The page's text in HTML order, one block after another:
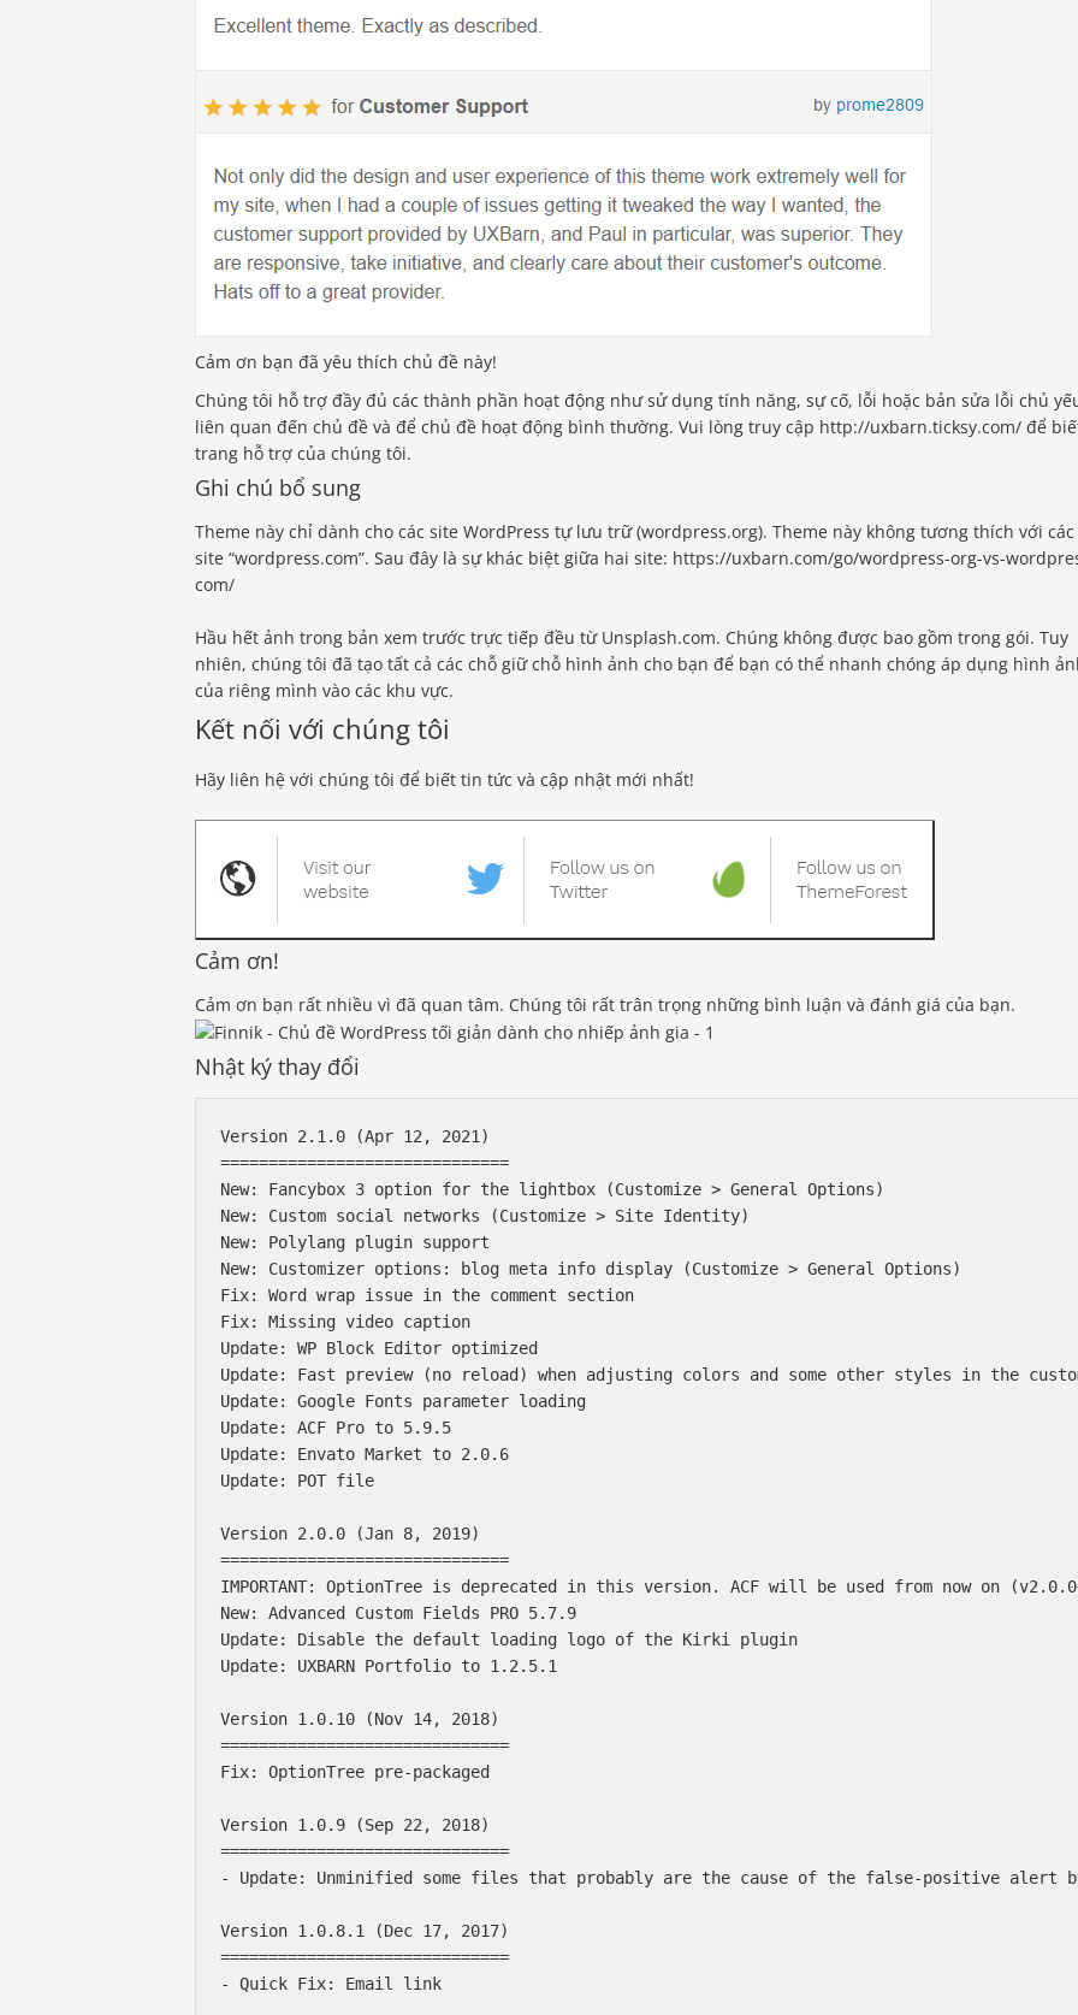
Cảm ơn bạn đã yêu thích chủ đề này!
Chúng tôi hỗ trợ đầy đủ các thành phần hoạt động như sử dụng tính năng, sự cố, lỗi hoặc bản sửa lỗi chủ
liên quan đến chủ đề và để chủ đề hoạt động bình thường. Vui lòng truy cập http://uxbarn.ticksy.com/ để
trang hỗ trợ của chúng tôi.
Ghi chú bổ sung
Theme này chỉ dành cho các site WordPress tự lưu trữ (wordpress.org). Theme này không tương thích với các
site “wordpress.com”. Sau đây là sự khác biệt giữa hai site: https://uxbarn.com/go/wordpress-org-vs-
com/
Hầu hết ảnh trong bản xem trước trực tiếp đều từ Unsplash.com. Chúng không được bao gồm trong gói. Tuy
nhiên, chúng tôi đã tạo tất cả các chỗ giữ chỗ hình ảnh cho bạn để bạn có thể nhanh chóng áp dụng hình
của riêng mình vào các khu vực.
Kết nối với chúng tôi
Hãy liên hệ với chúng tôi để biết tin tức và cập nhật mới nhất!
Cảm ơn!
Cảm ơn bạn rất nhiều vì đã quan tâm. Chúng tôi rất trân trọng những bình luận và đánh giá của bạn.
Nhật ký thay đổi
Version 2.1.0 (Apr 12, 2021)
==============================
New: Fancybox 3 option for the lightbox (Customize > General Options)
New: Custom social networks (Customize > Site Identity)
New: Polylang plugin support
New: Customizer options: blog meta info display (Customize > General Options)
Fix: Word wrap issue in the comment section
Fix: Missing video caption
Update: WP Block Editor optimized
Update: Fast preview (no reload) when adjusting colors and some other styles in the
Update: Google Fonts parameter loading
Update: ACF Pro to 5.9.5
Update: Envato Market to 2.0.6
Update: POT file
Version 2.0.0 (Jan 8, 2019)
==============================
IMPORTANT: OptionTree is deprecated in this version. ACF will be used from now on
New: Advanced Custom Fields PRO 5.7.9
Update: Disable the default loading logo of the Kirki plugin
Update: UXBARN Portfolio to 1.2.5.1
Version 1.0.10 (Nov 14, 2018)
==============================
Fix: OptionTree pre-packaged
Version 1.0.9 (Sep 22, 2018)
==============================
- Update: Unminified some files that probably are the cause of the false-positive alert by
Version 1.0.8.1 (Dec 17, 2017)
==============================
- Quick Fix: Email link